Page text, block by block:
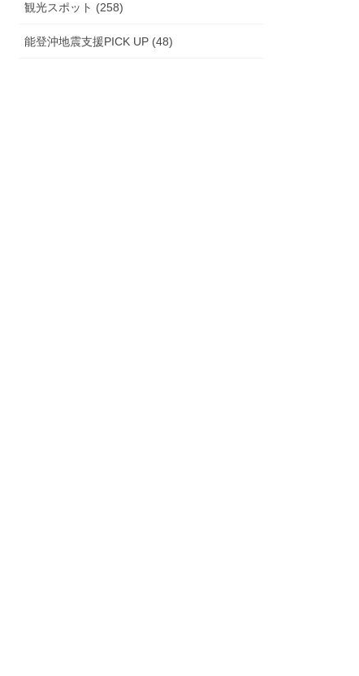
観光スポット (258)
能登沖地震支援PICK UP (48)